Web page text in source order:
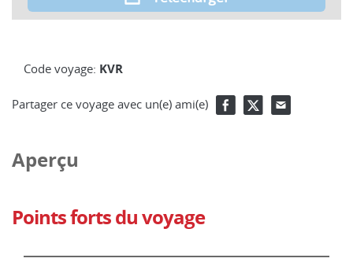
Code voyage: KVR
Partager ce voyage avec un(e) ami(e)
Aperçu
Points forts du voyage